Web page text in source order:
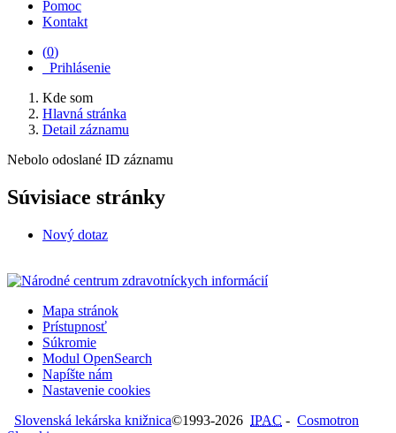
Pomoc
Kontakt
(0)
Prihlásenie
Kde som
Hlavná stránka
Detail záznamu
Nebolo odoslané ID záznamu
Súvisiace stránky
Nový dotaz
Mapa stránok
Prístupnosť
Súkromie
Modul OpenSearch
Napíšte nám
Nastavenie cookies
Slovenská lekárska knižnica©1993-2026 IPAC - Cosmotron